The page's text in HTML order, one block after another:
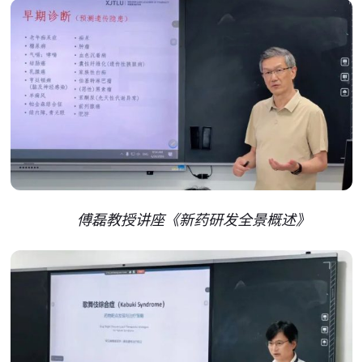
傅磊教授讲座《新药研发全景概述》